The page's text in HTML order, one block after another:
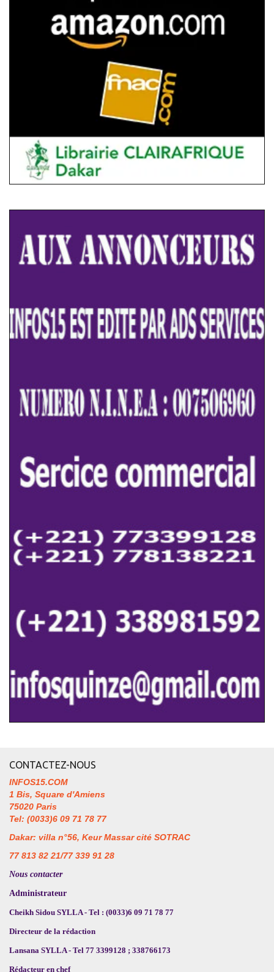
CONTACTEZ-NOUS
INFOS15.COM
1 Bis, Square d'Amiens
75020 Paris
Tel: (0033)6 09 71 78 77
Dakar: villa n°56, Keur Massar cité SOTRAC
77 813 82 21/77 339 91 28
Nous contacter
Administrateur
Cheikh Sidou SYLLA - Tel : (0033)6 09 71 78 77
Directeur de la rédaction
Lansana SYLLA - Tel 77 3399128 ; 338766173
Rédacteur en chef